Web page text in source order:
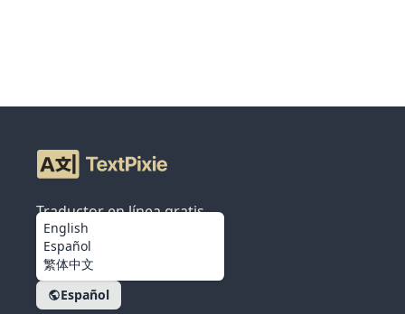
Traductor en línea gratis
Español
English
Español
繁体中文